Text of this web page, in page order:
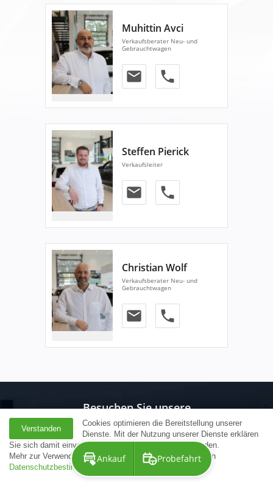
Verstanden
Cookies optimieren die Bereitstellung unserer
Dienste. Mit der Nutzung unserer Dienste erklären
Sie sich damit einverstanden, dass wir Cookies verwenden.
Mehr zur Verwendung von Cookies erfahren Sie in unseren
Datenschutzbestimmungen
Muhittin Avci
Verkaufsberater Neu- und
Gebrauchtwagen
email phone
Steffen Pierick
Verkaufsleiter
email phone
Christian Wolf
Verkaufsberater Neu- und
Gebrauchtwagen
email phone
Besuchen Sie unsere
Händlerseiten
Ankauf Probefahrt